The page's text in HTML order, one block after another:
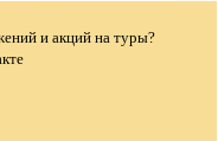
и акций на туры?